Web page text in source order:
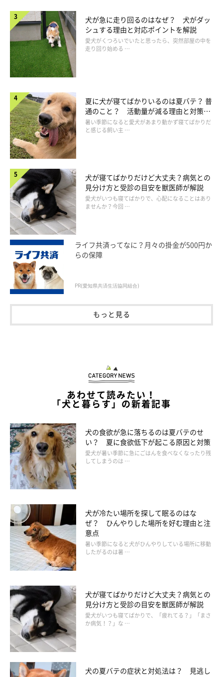
ってもらえると思っていたからかな」
子犬の時期だけでなく、大きくなった今でも見られる
「寝心地が良いのか落ち着くのか今も寝ています。4才マ
ルチーズの女のコです」
「もうすぐ6才ですが、留守番中に監視カメラで見ると
「お迎えした生後2カ月半〜現在もうすぐ1才まで、ずっと
「生後9カ月になりましたが、今でも寝ています。日当た
りがいい場所だからかなと思っています」
冷んやりして気持ちいいから……？
「冷たくて気持ち良いのか、暑くなる時期によく寝ていま
した。寝床は夏用のひんやりマットにしていても、なぜか
トイレのトレーの上で寝てました」
す。体を冷やしたりするのに……かと」
「2才くらいまでは、よく寝てました。とくに暑い夏。ベ
ターッとつかないからいいのかな」
「生後6カ月くらいまではサークル内からあまり出さなか
時期だったので、そこがよかったのかも」
「生後10カ月のころにうちに来て、1カ月ぐらいは気がつ
くとトイレトレーの上に寝そべっていた。メッシュのカバ
ーが冷たくて気持ちがいいのかもしれないと思い、メッシ
ュカバーを外したら寝なくなったような気がします」
犬が急に走り回るのはなぜ？ 犬がダッ
シュする理由と対応ポイントを解説
愛犬がくつろいでいたと思ったら、突然部屋の中を
走り回り始める …
夏に犬が寝てばかりいるのは夏バテ？ 普
通のこと？ 活動量が減る理由と対策と
は
暑い季節になると愛犬があまり動かず寝てばかりだ
と感じる飼い主 …
犬が寝てばかりだけど大丈夫？病気との
見分け方と受診の目安を獣医師が解説
愛犬がいつも寝てばかりで、心配になることはあり
ませんか？今回 …
ライフ共済ってなに？月々の掛金が500円か
らの保障
PR(愛知県共済生活協同組合)
もっと見る
あわせて読みたい！
「犬と暮らす」の新着記事
犬の食欲が急に落ちるのは夏バテのせ
い？ 夏に食欲低下が起こる原因と対策
愛犬が暑い季節に急にごはんを食べなくなったり残
してしまうのは …
犬が冷たい場所を探して眠るのはな
ぜ？ ひんやりした場所を好む理由と注
意点
暑い季節になると犬がひんやりしている場所に移動
したがるのは暑 …
犬が寝てばかりだけど大丈夫？病気との
見分け方と受診の目安を獣医師が解説
愛犬がいつも寝てばかりで、「疲れてる？」「まさ
か病気！？」な …
犬の夏バテの症状と対処法は？ 見逃し